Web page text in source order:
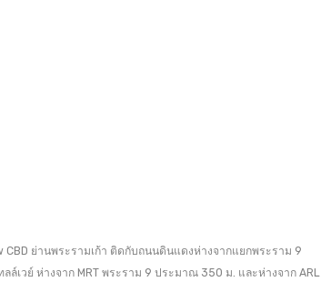
CBD ย่านพระรามเก้า ติดกับถนนดินแดงห่างจากแยกพระราม 9
เวย์ ห่างจาก MRT พระราม 9 ประมาณ 350 ม. และห่างจาก ARL